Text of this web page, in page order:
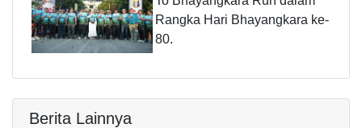
Rangka Hari Bhayangkara ke-
80.
Berita Lainnya